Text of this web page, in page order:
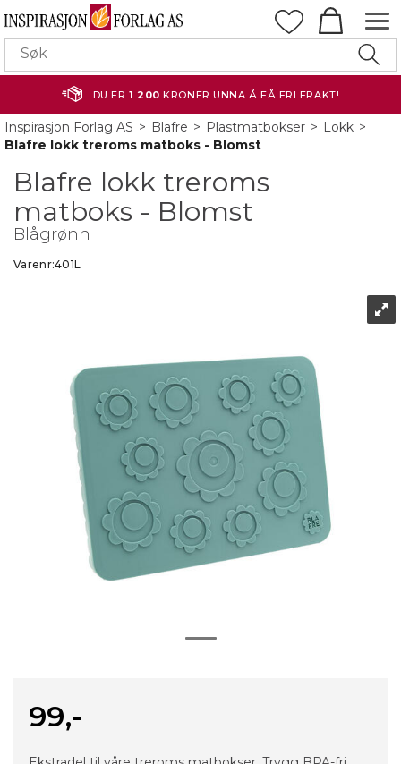
DU ER1 200 KRONER UNNA Å FÅ FRI FRAKT!
Inspirasjon Forlag AS> Blafre> Plastmatbokser> Lokk>
Blafre lokk treroms matboks - Blomst
Blafre lokk treroms
matboks - Blomst
Blågrønn
Varenr:401L
99,-